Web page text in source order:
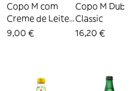
Copo M com
Creme de Leite
Condensado
9,00 €
Copo M Dubai
Classic
16,20 €